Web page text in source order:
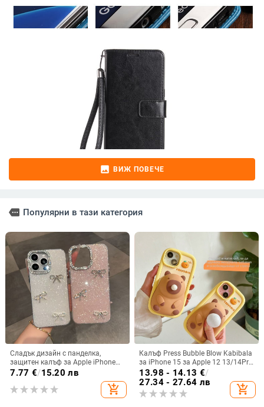
image ВИЖ ПОВЕЧЕ
more Популярни в тази категория
Сладък дизайн с панделка,
защитен калъф за Apple iPhone
11–15 Pro Max, пълен обхват
7.77 €/15.20 лв
add_shopping_cart
Калъф Press Bubble Blow Kabibala
за iPhone 15 за Apple 12 13/14Pro
Max, устойчив на изпускане 11
13.98 - 14.13 €/
27.34 - 27.64 лв
add_shopping_cart